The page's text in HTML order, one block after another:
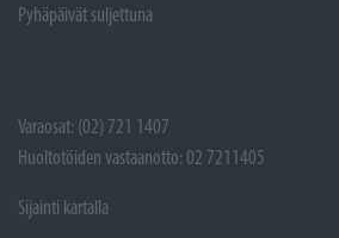
Pyhäpäivät suljettuna
Varaosat: (02) 721 1407
Huoltotöiden vastaanotto: 02 7211405
Sijainti kartalla